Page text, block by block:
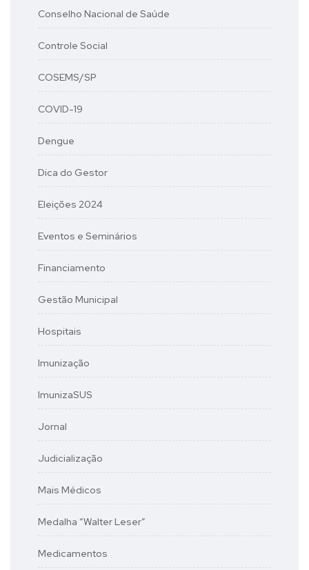
Conselho Nacional de Saúde
Controle Social
COSEMS/SP
COVID-19
Dengue
Dica do Gestor
Eleições 2024
Eventos e Seminários
Financiamento
Gestão Municipal
Hospitais
Imunização
ImunizaSUS
Jornal
Judicialização
Mais Médicos
Medalha “Walter Leser”
Medicamentos